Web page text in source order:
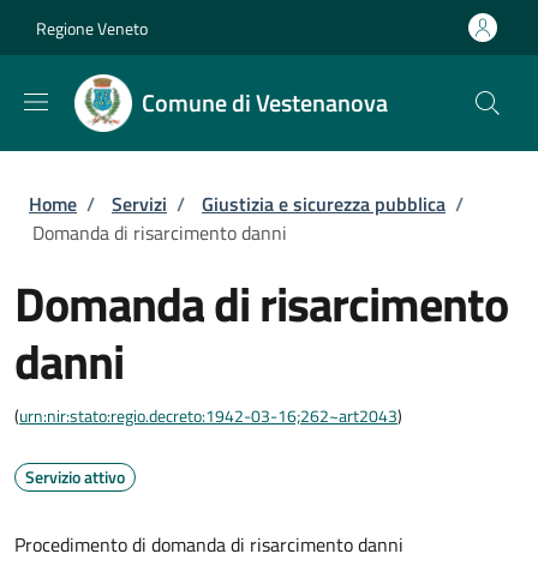
Regione Veneto
Comune di Vestenanova
Briciole di pane
Home / Servizi / Giustizia e sicurezza pubblica /
Domanda di risarcimento danni
Domanda di risarcimento
danni
(urn:nir:stato:regio.decreto:1942-03-16;262~art2043)
Servizio attivo
Procedimento di domanda di risarcimento danni